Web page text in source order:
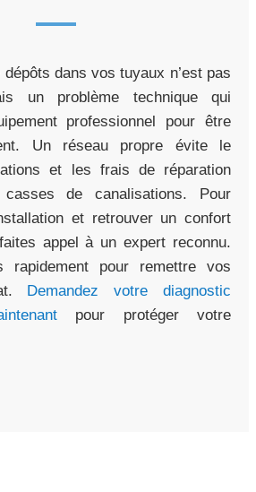
dépôts dans vos tuyaux n’est pas
un problème technique qui
professionnel pour être
Un réseau propre évite le
et les frais de réparation
de canalisations. Pour
et retrouver un confort
appel à un expert reconnu.
rapidement pour remettre vos
Demandez votre diagnostic
pour protéger votre